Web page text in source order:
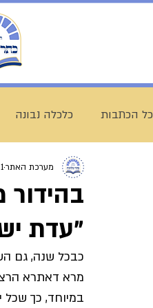
כל הכתבות כלכלה נבונה
השיעור השבועי ספרי
חג שבועות ת"ת לחם
עולם התורה הרב
"עדת
מערכת האתר1 באפר׳ 2025
כבכל שנה, גם
מרא דאתרא
במיוחד, כך